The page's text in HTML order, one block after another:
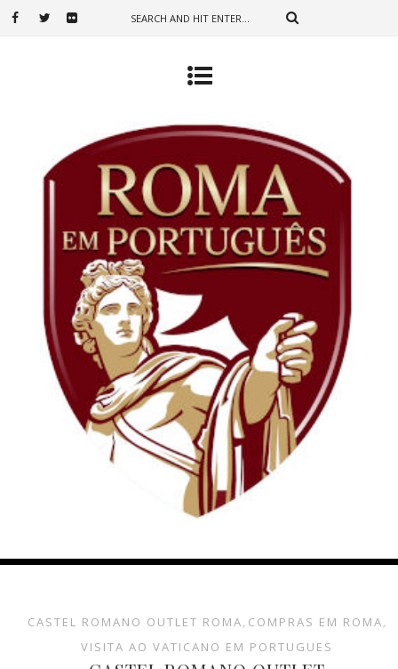
CASTEL ROMANO OUTLET ROMA, COMPRAS EM ROMA,
VISITA AO VATICANO EM PORTUGUES